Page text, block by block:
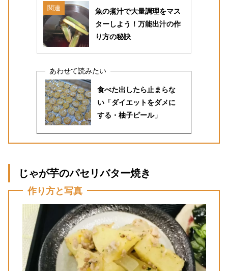
関連
魚の煮汁で大量調理をマス
ターしよう！万能出汁の作
り方の秘訣
食べた出したら止まらな
い「ダイエットをダメに
する・柚子ピール」
じゃが芋のパセリバター焼き
作り方と写真